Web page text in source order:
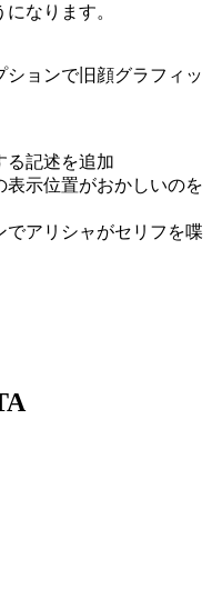
なります。
ョンで旧顔グラフィッ
る記述を追加
表示位置がおかしいのを
でアリシャがセリフを喋